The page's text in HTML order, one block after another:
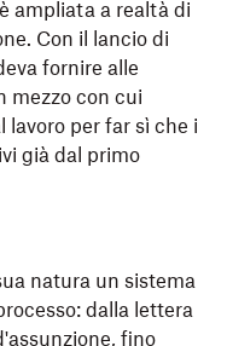
ampliata a realtà di
Con il lancio di
fornire alle
mezzo con cui
lavoro per far sì che i
già dal primo
natura un sistema
dalla lettera
fino